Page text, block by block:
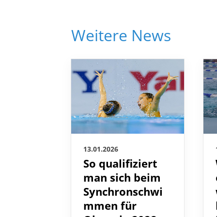
Weitere News
13.01.2026
So qualifiziert
man sich beim
Synchronschwi
mmen für